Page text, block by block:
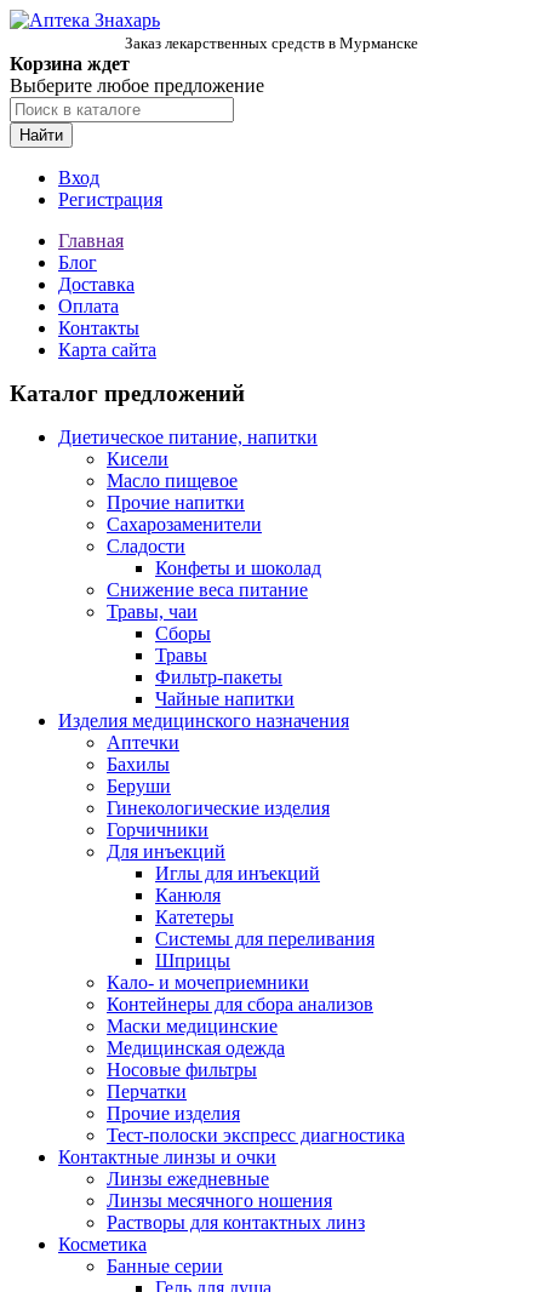
Заказ лекарственных средств в Мурманске
Корзина ждет
Выберите любое предложение
Найти
Вход
Регистрация
Главная
Блог
Доставка
Оплата
Контакты
Карта сайта
Каталог предложений
Диетическое питание, напитки
Кисели
Масло пищевое
Прочие напитки
Сахарозаменители
Сладости
Конфеты и шоколад
Снижение веса питание
Травы, чаи
Сборы
Травы
Фильтр-пакеты
Чайные напитки
Изделия медицинского назначения
Аптечки
Бахилы
Беруши
Гинекологические изделия
Горчичники
Для инъекций
Иглы для инъекций
Канюля
Катетеры
Системы для переливания
Шприцы
Кало- и мочеприемники
Контейнеры для сбора анализов
Маски медицинские
Медицинская одежда
Носовые фильтры
Перчатки
Прочие изделия
Тест-полоски экспресс диагностика
Контактные линзы и очки
Линзы ежедневные
Линзы месячного ношения
Растворы для контактных линз
Косметика
Банные серии
Гель для душа